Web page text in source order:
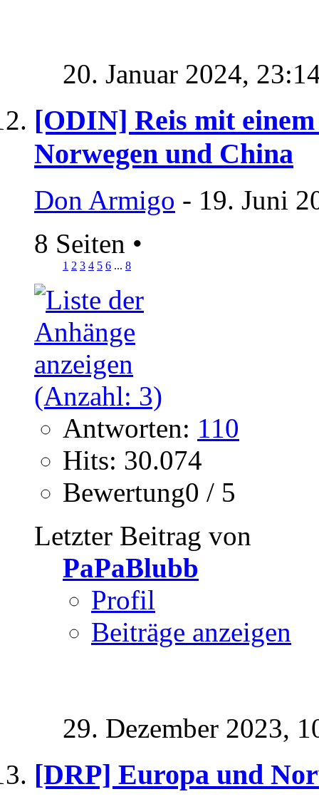
20. Januar 2024,
[ODIN] Reis mit
Norwegen und China
Don Armigo - 19. Juni
8 Seiten •
1 2 3 4 5 6 ... 8
Antworten: 110
Hits: 30.074
Bewertung0 / 5
Letzter Beitrag von
PaPaBlubb
Profil
Beiträge anzeigen
29. Dezember 2023,
[DRP] Europa und